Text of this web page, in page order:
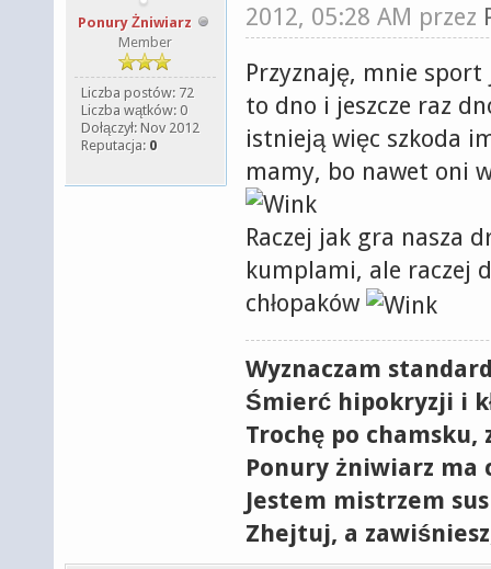
Ponury Żniwiarz
Member
Liczba postów: 72
Liczba wątków: 0
Dołączył: Nov 2012
Reputacja: 0
2012, 05:28 AM przez
Przyznaję, mnie
to dno i jeszcze raz
istnieją więc szkoda
mamy, bo nawet oni
Raczej jak gra nasza
kumplami, ale raczej
chłopaków
Wyznaczam
Śmierć hipokryzji i
Trochę po chamsku,
Ponury żniwiarz ma
Jestem mistrzem
Zhejtuj, a